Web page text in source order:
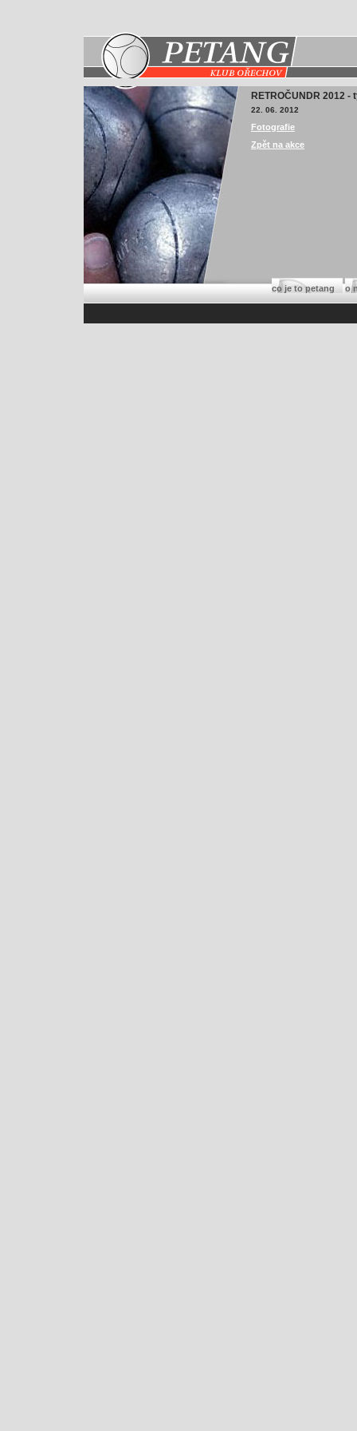
RETROČUNDR 2012
22. 06. 2012
Fotografie
Zpět na akce
co je to petang o